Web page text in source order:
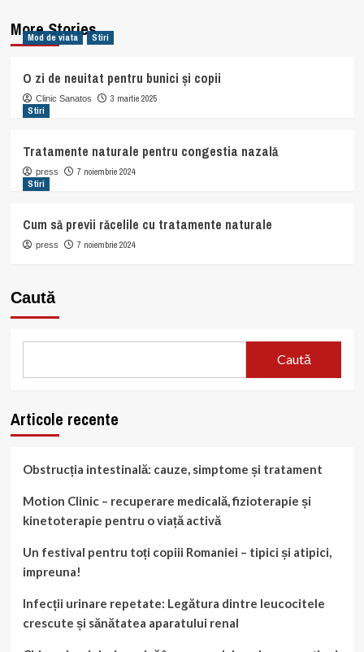
More Stories
Mod de viata Stiri
O zi de neuitat pentru bunici și copii
Clinic Sanatos
3 martie 2025
Stiri
Tratamente naturale pentru congestia nazală
press
7 noiembrie 2024
Stiri
Cum să previi răcelile cu tratamente naturale
press 7 noiembrie 2024
Caută
Caută
Articole recente
Obstrucția intestinală: cauze, simptome și tratament
Motion Clinic – recuperare medicală, fizioterapie și
kinetoterapie pentru o viață activă
Un festival pentru toți copiii Romaniei – tipici și atipici,
impreuna!
Infecții urinare repetate: Legătura dintre leucocitele
crescute și sănătatea aparatului renal